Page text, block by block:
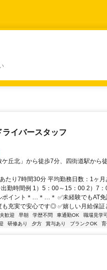
イバースタッフ
丘北」から徒歩7分、四街道駅から
たり7時間30分 平均勤務日数：1ヶ
勤時間例 1）5：00～15：00 2）7：
イント＊…＊…＊ ✅未経験でもAT免
充実で安心です◎ ✅嬉しい月給保
歓迎 早朝 学歴不問 車通勤OK 職場見学
研修あり 夕方 賞与あり ブランクOK 育